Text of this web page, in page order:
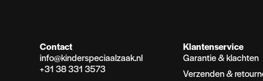
Contact
info@kinderspeciaalzaak.nl
+31 38 331 3573
Klantenservice
Garantie & klachten
Verzenden &